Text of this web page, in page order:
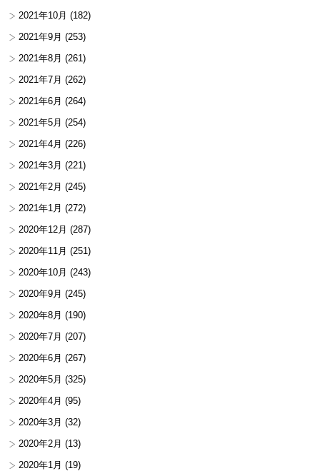
2021年10月 (182)
2021年9月 (253)
2021年8月 (261)
2021年7月 (262)
2021年6月 (264)
2021年5月 (254)
2021年4月 (226)
2021年3月 (221)
2021年2月 (245)
2021年1月 (272)
2020年12月 (287)
2020年11月 (251)
2020年10月 (243)
2020年9月 (245)
2020年8月 (190)
2020年7月 (207)
2020年6月 (267)
2020年5月 (325)
2020年4月 (95)
2020年3月 (32)
2020年2月 (13)
2020年1月 (19)